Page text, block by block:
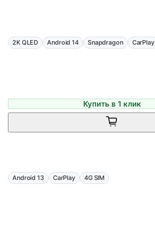
2K QLED Android 14 Snapdragon CarPlay
Купить в 1 клик
Android 13 CarPlay 4G SIM